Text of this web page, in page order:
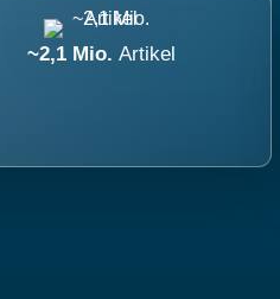
~2,1 Mio. Artikel